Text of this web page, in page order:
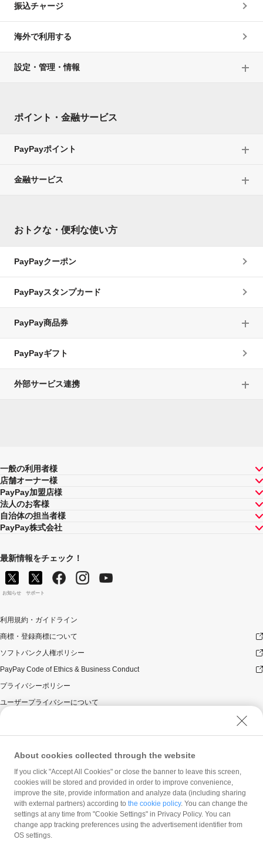
振込チャージ
海外で利用する
設定・管理・情報
ポイント・金融サービス
PayPayポイント
金融サービス
おトクな・便利な使い方
PayPayクーポン
PayPayスタンプカード
PayPay商品券
PayPayギフト
外部サービス連携
一般の利用者様
店舗オーナー様
PayPay加盟店様
法人のお客様
自治体の担当者様
PayPay株式会社
最新情報をチェック！
お知らせ サポート
利用規約・ガイドライン
商標・登録商標について
ソフトバンク人権ポリシー
PayPay Code of Ethics & Business Conduct
プライバシーポリシー
ユーザープライバシーについて
ウェブサイト利用規約
反社会的勢力に対する方針
勧誘方針
マネロン等基本方針
カスタマーハラスメントに関する当社の考え方
About cookies collected through the website
If you click "Accept All Cookies" or close the banner to leave this screen,
cookies will be stored and provided in order to improve convenience,
improve the site, provide information and analyze data (including sharing
with external partners) according to the cookie policy. You can change the
settings at any time from "Cookie Settings" in Privacy Policy. You can
change app tracking preferences using the advertisement identifier from
OS settings.